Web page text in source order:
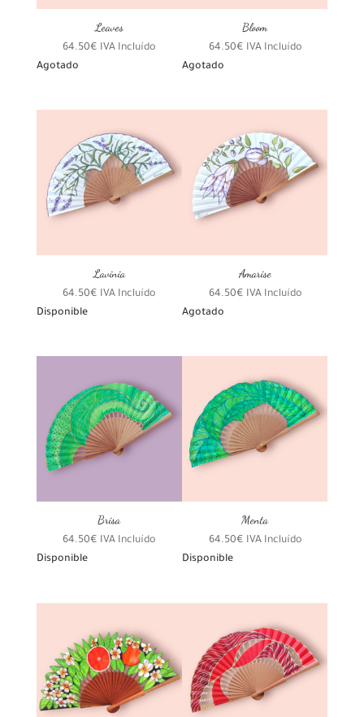
Leaves
64.50€ IVA Incluído
Agotado
Bloom
64.50€ IVA Incluído
Agotado
Lavinia
64.50€ IVA Incluído
Disponible
Amarise
64.50€ IVA Incluído
Agotado
Brisa
64.50€ IVA Incluído
Disponible
Menta
64.50€ IVA Incluído
Disponible